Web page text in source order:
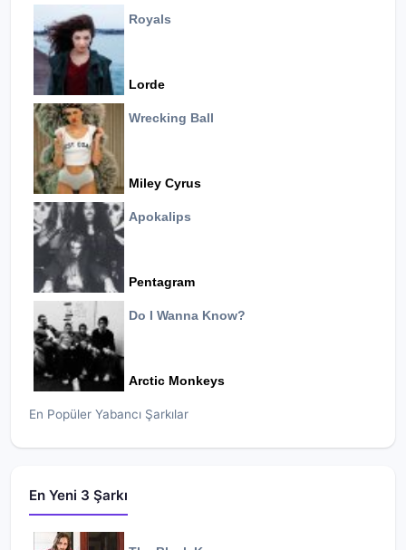
Royals
Lorde
Wrecking Ball
Miley Cyrus
Apokalips
Pentagram
Do I Wanna Know?
Arctic Monkeys
En Popüler Yabancı Şarkılar
En Yeni 3 Şarkı